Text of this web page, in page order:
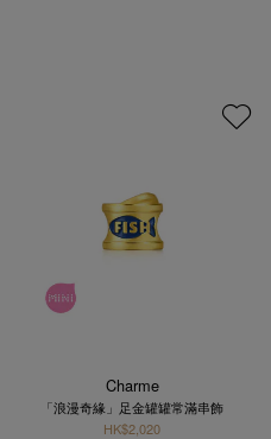
Charme
「浪漫奇緣」足金罐罐常滿串飾
HK$2,020